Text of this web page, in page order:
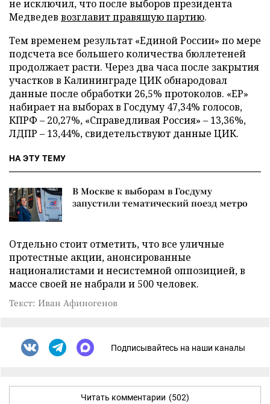
не исключил, что после выборов президента
Медведев возглавит правящую партию.
Тем временем результат «Единой России» по мере
подсчета все большего количества бюллетеней
продолжает расти. Через два часа после закрытия
участков в Калининграде ЦИК обнародовал
данные после обработки 26,5% протоколов. «ЕР»
набирает на выборах в Госдуму 47,34% голосов,
КПРФ – 20,27%, «Справедливая Россия» – 13,36%,
ЛДПР – 13,44%, свидетельствуют данные ЦИК.
НА ЭТУ ТЕМУ
В Москве к выборам в Госдуму
запустили тематический поезд метро
Отдельно стоит отметить, что все уличные
протестные акции, анонсированные
националистами и несистемной оппозицией, в
массе своей не набрали и 500 человек.
Текст: Иван Афиногенов
Подписывайтесь на наши каналы
Читать комментарии (502)